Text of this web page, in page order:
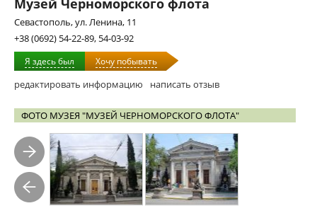
Музей Черноморского флота
Севастополь, ул. Ленина, 11
+38 (0692) 54-22-89, 54-03-92
Я здесь был Хочу побывать
редактировать информацию написать отзыв
ФОТО МУЗЕЯ "МУЗЕЙ ЧЕРНОМОРСКОГО ФЛОТА"